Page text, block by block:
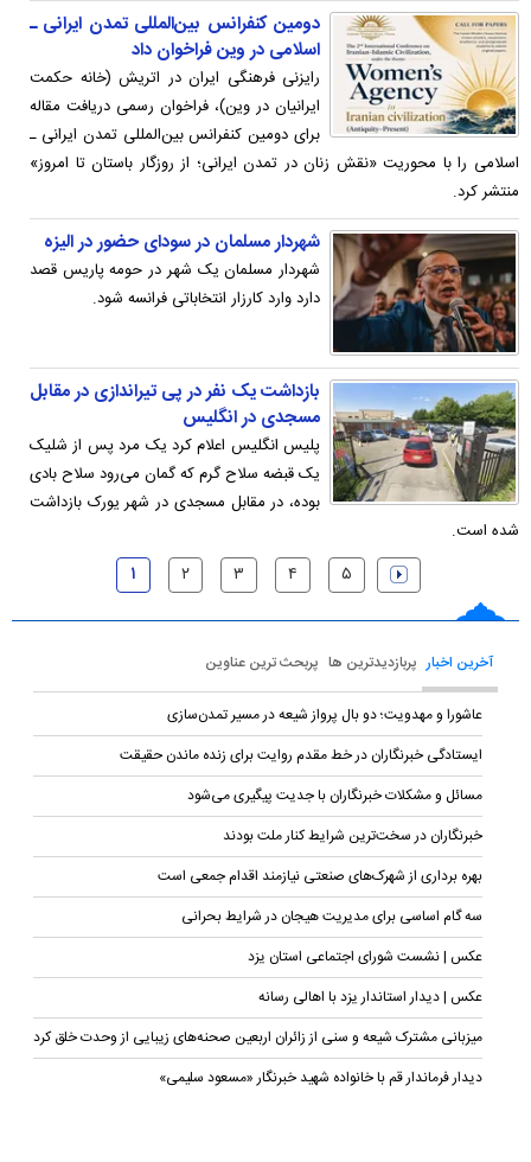
دومین کنفرانس بین‌المللی تمدن ایرانی ـ
اسلامی در وین فراخوان داد
رایزنی فرهنگی ایران در اتریش (خانه حکمت
ایرانیان در وین)، فراخوان رسمی دریافت مقاله
برای دومین کنفرانس بین‌المللی تمدن ایرانی ـ
اسلامی را با محوریت «نقش زنان در تمدن ایرانی؛ از روزگار باستان تا امروز»
منتشر کرد.
شهردار مسلمان در سودای حضور در الیزه
شهردار مسلمان یک شهر در حومه پاریس قصد
دارد وارد کارزار انتخاباتی فرانسه شود.
بازداشت یک نفر در پی تیراندازی در مقابل
مسجدی در انگلیس
پلیس انگلیس اعلام کرد یک مرد پس از شلیک
یک قبضه سلاح گرم که گمان می‌رود سلاح بادی
بوده، در مقابل مسجدی در شهر یورک بازداشت
شده است.
۱ ۲ ۳ ۴ ۵
آخرین اخبار پربازدیدترین ها پربحث ترین عناوین
عاشورا و مهدویت؛ دو بال پرواز شیعه در مسیر تمدن‌سازی
ایستادگی خبرنگاران در خط مقدم روایت برای زنده ماندن حقیقت
مسائل و مشکلات خبرنگاران با جدیت پیگیری می‌شود
خبرنگاران در سخت‌ترین شرایط کنار ملت بودند
بهره برداری از شهرک‌های صنعتی نیازمند اقدام جمعی است
سه گام اساسی برای مدیریت هیجان در شرایط بحرانی
عکس | نشست شورای اجتماعی استان یزد
عکس | دیدار استاندار یزد با اهالی رسانه
میزبانی مشترک شیعه و سنی از زائران اربعین صحنه‌های زیبایی از وحدت خلق کرد
دیدار فرماندار قم با خانواده شهید خبرنگار «مسعود سلیمی»